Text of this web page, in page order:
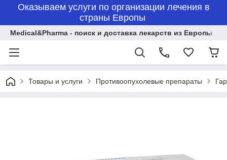
Оказываем услуги по организации лечения в
страны Европы
Medical&Pharma - поиск и доставка лекарств из Европы
Товары и услуги Противоопухолевые препараты